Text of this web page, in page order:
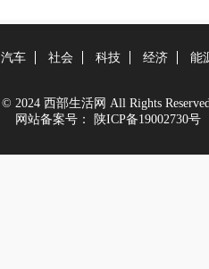
汽车 社会 科技 经济 能
© 2024 西部生活网 All Rights
网站备案号：
陕ICP备19002730号